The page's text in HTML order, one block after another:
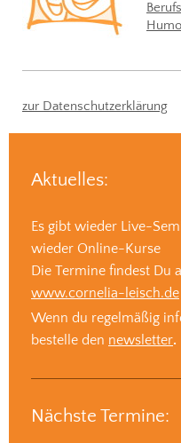
zur Datenschutzerklärung
Aktuelles:
Es gibt wieder Live-
wieder Online-Kurse
Die Termine findest Du
www.cornelia-leisch.de
Wenn du regelmäßig
bestelle den newsletter.
Nächste Termine: